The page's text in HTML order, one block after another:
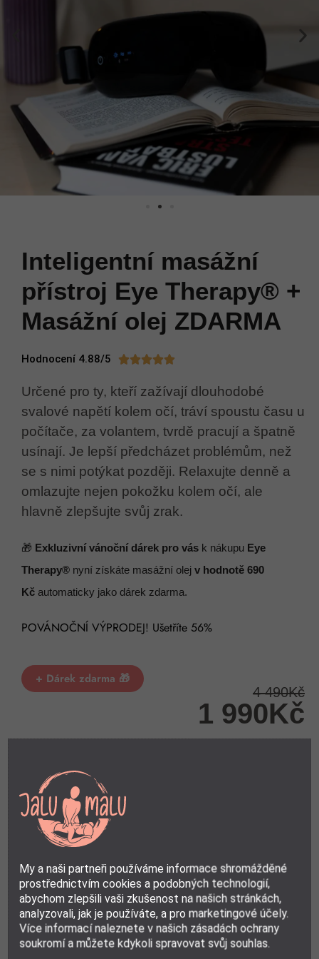
Inteligentní masážní
přístroj Eye Therapy® +
Masážní olej ZDARMA
Hodnocení 4.88/5 
Určené pro ty, kteří zažívají dlouhodobé
svalové napětí kolem očí, tráví spoustu času u
počítače, za volantem, tvrdě pracují a špatně
usínají. Je lepší předcházet problémům, než
se s nimi potýkat později. Relaxujte denně a
omlazujte nejen pokožku kolem očí, ale
hlavně zlepšujte svůj zrak.
🎁 Exkluzivní vánoční dárek pro vás k nákupu Eye
Therapy® nyní získáte masážní olej v hodnotě 690
Kč automaticky jako dárek zdarma.
POVÁNOČNÍ VÝPRODEJ! Ušetříte 56%
+ Dárek zdarma 🎁
4 490Kč
1 990Kč
1 990Kč/ks
barva: Bílá
PŘIDAT DO KOŠÍKU
My a naši partneři používáme informace shromážděné
prostřednictvím cookies a podobných technologií,
abychom zlepšili vaši zkušenost na našich stránkách,
analyzovali, jak je používáte, a pro marketingové účely.
Více informací naleznete v našich zásadách ochrany
soukromí a můžete kdykoli spravovat svůj souhlas.